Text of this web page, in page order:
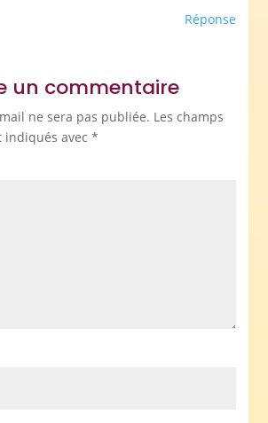
Réponse
un commentaire
ne sera pas publiée. Les champs
avec *